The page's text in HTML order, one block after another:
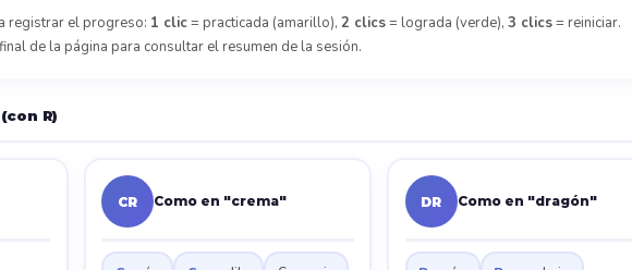
registrar el progreso: 1 clic= practicada (amarillo), 2 clics= lograda (verde), 3 clics= reiniciar.
de la página para consultar el resumen de la sesión.
R)
CR Como en "crema" DR Como en "dragón"